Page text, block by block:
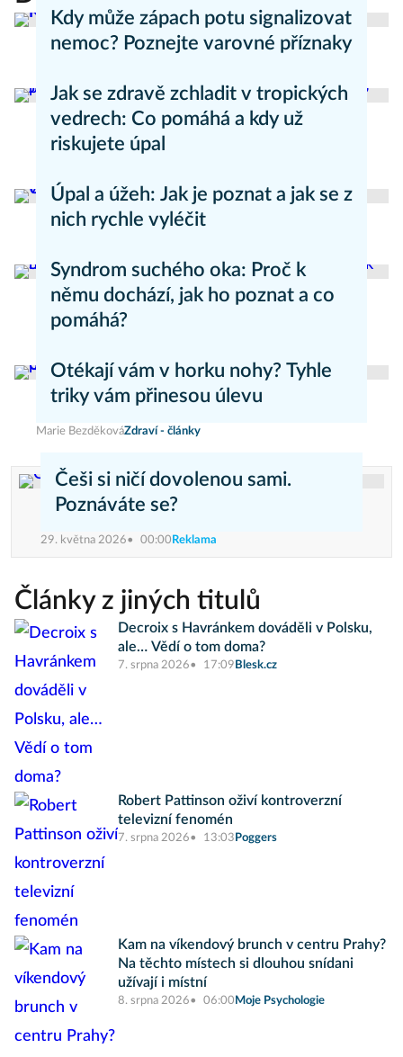
Kdy může zápach potu signalizovat
nemoc? Poznejte varovné příznaky
Jak se zdravě zchladit v tropických
vedrech: Co pomáhá a kdy už
riskujete úpal
Pavla Skurovcová
Úpal a úžeh: Jak je poznat a jak se z
nich rychle vyléčit
Syndrom suchého oka: Proč k
němu dochází, jak ho poznat a co
pomáhá?
Otékají vám v horku nohy? Tyhle
triky vám přinesou úlevu
Marie BezděkováZdraví - články
Češi si ničí dovolenou sami.
Poznáváte se?
29. května 2026 00:00 Reklama
Články z jiných titulů
Decroix s Havránkem dováděli v Polsku,
ale… Vědí o tom doma?
7. srpna 2026 17:09 Blesk.cz
Robert Pattinson oživí kontroverzní
televizní fenomén
7. srpna 2026 13:03 Poggers
Kam na víkendový brunch v centru Prahy?
Na těchto místech si dlouhou snídani
užívají i místní
8. srpna 2026 06:00 Moje Psychologie